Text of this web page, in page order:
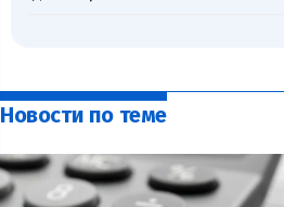
Новости по теме